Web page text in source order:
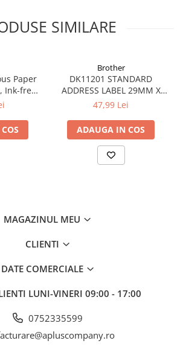
SIMILARE
Paper
Ink-free
pt. VC-
Brother
DK11201 STANDARD
ADDRESS LABEL 29MM X
90MM X 400
47,99 Lei
ADAUGA IN COS
MAGAZINUL MEU
CLIENTI
DATE COMERCIALE
LUNI-VINERI 09:00 - 17:00
0752335599